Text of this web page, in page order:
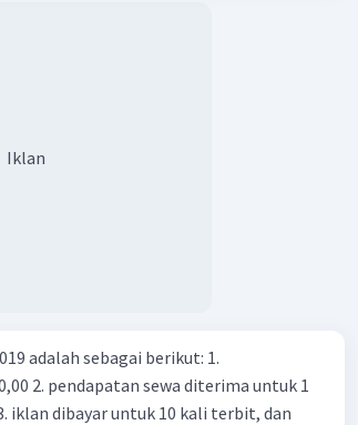
Iklan
adalah sebagai berikut: 1.
1